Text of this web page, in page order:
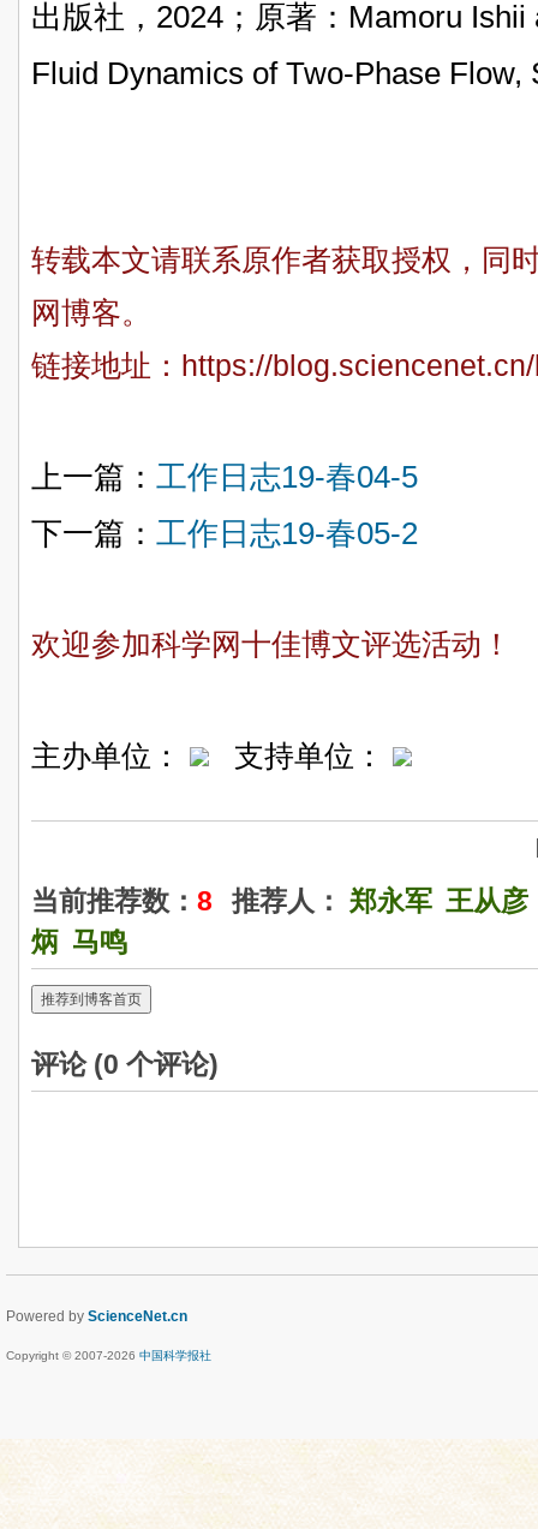
出版社，2024；原著： Mamoru Ishii
Fluid Dynamics of Two-Phase Flow,
转载本文请联系原作者获取授权，同
网博客。
链接地址： https://
上一篇： 工作日志19-春04-5
下一篇： 工作日志19-春05-2
欢迎参加科学网十佳博文评选活动！
主办单位： 支持单位：
当前推荐数： 8 推荐人： 郑永军 王从彦
炳 马鸣
推荐到博客首页
评论 (0 个评论)
Powered by ScienceNet.cn
Copyright © 2007-2026 中国科学报社